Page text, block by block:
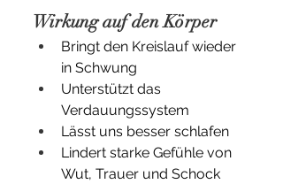
Wirkung auf den Körper
Bringt den Kreislauf wieder
in Schwung
Unterstützt das
Verdauungssystem
Lässt uns besser schlafen
Lindert starke Gefühle von
Wut, Trauer und Schock